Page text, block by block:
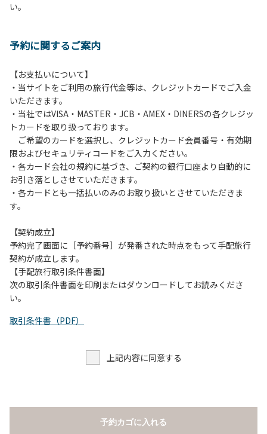
方や使用人数が増えた場合は、必ず手続きを行ってくださ
ら午前10時までの間にゴミステーションに出してください。
は、お持ち帰りをお願いします。
【禁止事項】
カラオケ、発電機、地面での直火による焚き火、キャンプフ
ァイヤー、打ち上げ式花火、テントサウナの設置
【注意事項】
当キャンプ場のそばを流れる歴舟川は、上流で雨が降ると短
時間で増水し、川原で遊んでいると大変危険な状態になりや
すく、過去にも増水により人が流される事故が数件起きてい
（１）川原にテントやタープを張らない。
（２）雨が降ったときは川原で遊ばない。
（３）カムイコタン公園キャンプ場で雨が降らなくても、上
流で雨が降り急に増水することがあるので、水の濁りに注意
し、濁り始めたときには直ちに川原での遊びを中止する。
（４）キャンプ場の管理者や地元住民から川についての注意
い。
予約に関するご案内
【お支払いについて】
・当サイトをご利用の旅行代金等は、クレジットカードでご入金
いただきます。
・当社ではVISA・MASTER・JCB・AMEX・DINERSの各クレジッ
トカードを取り扱っております。
ご希望のカードを選択し、クレジットカード会員番号・有効期
限およびセキュリティコードをご入力ください。
・各カード会社の規約に基づき、ご契約の銀行口座より自動的に
お引き落としさせていただきます。
・各カードとも一括払いのみのお取り扱いとさせていただきま
す。
【契約成立】
予約完了画面に［予約番号］が発番された時点をもって手配旅行
契約が成立します。
【手配旅行取引条件書面】
次の取引条件書面を印刷またはダウンロードしてお読みくださ
い。
取引条件書（PDF）
上記内容に同意する
予約カゴに入れる